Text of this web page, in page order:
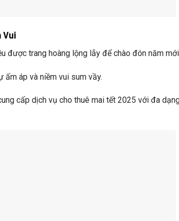
Vui
được trang hoàng lộng lẫy để chào đón năm
ấm áp và niềm vui sum vầy.
cấp dịch vụ cho thuê mai tết 2025 với đa